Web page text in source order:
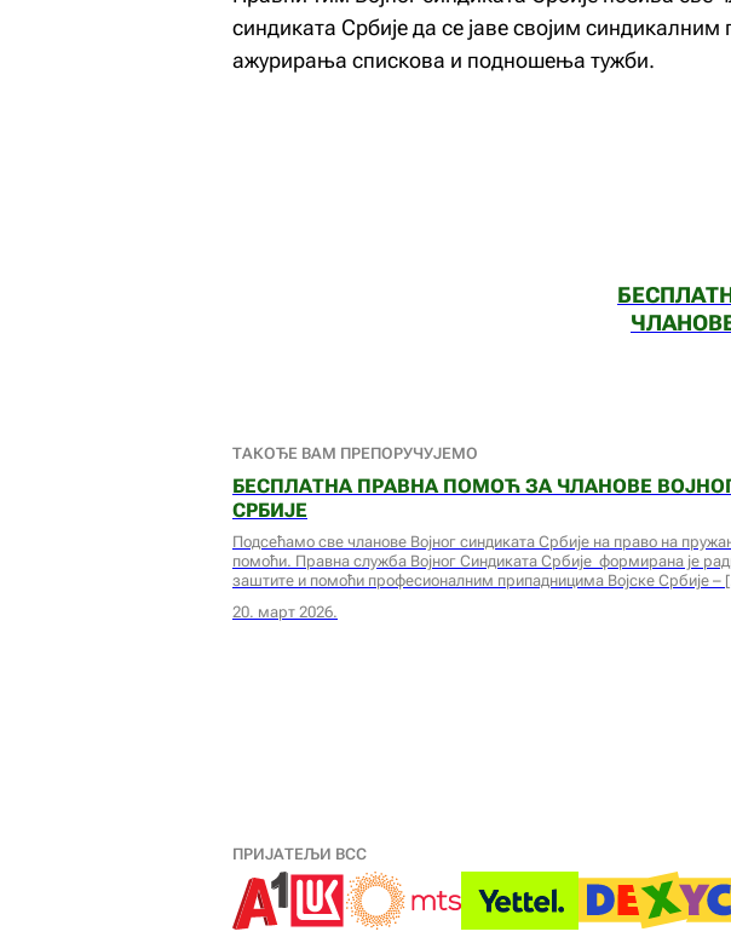
синдиката Србије да се јаве својим синдикалним
ажурирања спискова и подношења тужби.
ТАКОЂЕ ВАМ ПРЕПОРУЧУЈЕМО
БЕСПЛАТНА ПРАВНА ПОМОЋ ЗА ЧЛАНОВЕ
СРБИЈЕ
Подсећамо све чланове Војног синдиката Србије на право на
помоћи. Правна служба Војног Синдиката Србије формирана је
заштите и помоћи професионалним припадницима Војске Србије –
20. март 2026.
ПРИЈАТЕЉИ ВСС